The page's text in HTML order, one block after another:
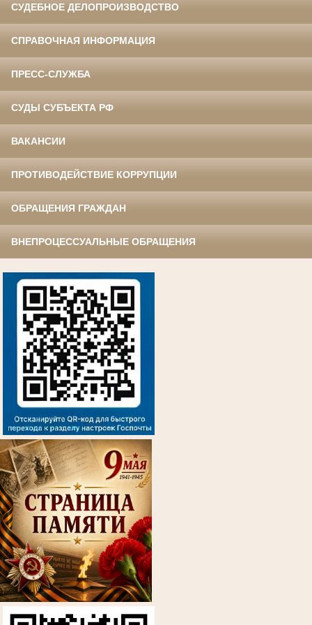
СУДЕБНОЕ ДЕЛОПРОИЗВОДСТВО
СПРАВОЧНАЯ ИНФОРМАЦИЯ
ПРЕСС-СЛУЖБА
СУДЫ СУБЪЕКТА РФ
ВАКАНСИИ
ПРОТИВОДЕЙСТВИЕ КОРРУПЦИИ
ОБРАЩЕНИЯ ГРАЖДАН
ВНЕПРОЦЕССУАЛЬНЫЕ ОБРАЩЕНИЯ